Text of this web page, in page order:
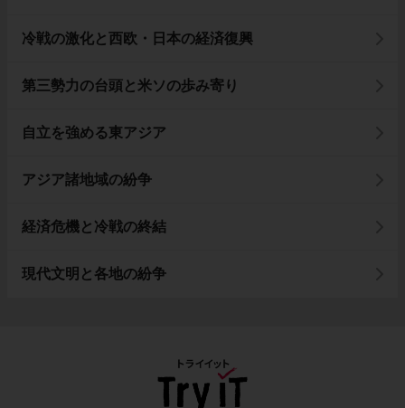
冷戦の激化と西欧・日本の経済復興
第三勢力の台頭と米ソの歩み寄り
自立を強める東アジア
アジア諸地域の紛争
経済危機と冷戦の終結
現代文明と各地の紛争